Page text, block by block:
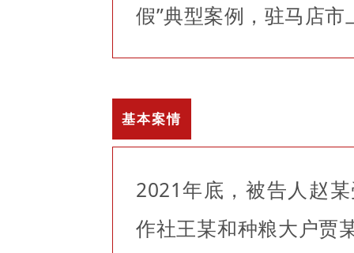
假”典型案例，驻马店
基本案情
2021年底，被告人赵
作社王某和种粮大户贾